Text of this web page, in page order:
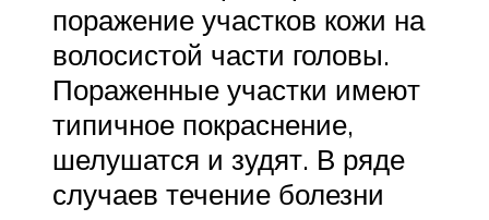
поражение участков кожи на
волосистой части головы.
Пораженные участки имеют
типичное покраснение,
шелушатся и зудят. В ряде
случаев течение болезни